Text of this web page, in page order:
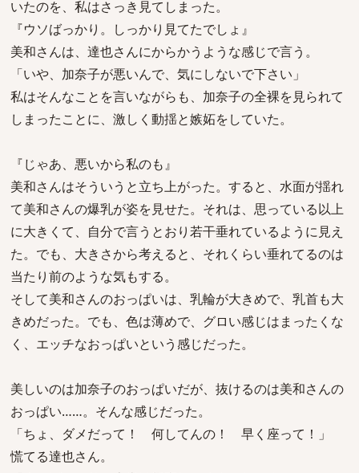
いたのを、私はさっき見てしまった。
『ウソばっかり。しっかり見てたでしょ』
美和さんは、達也さんにからかうような感じで言う。
「いや、加奈子が悪いんで、気にしないで下さい」
私はそんなことを言いながらも、加奈子の全裸を見られて
しまったことに、激しく動揺と嫉妬をしていた。
『じゃあ、悪いから私のも』
美和さんはそういうと立ち上がった。すると、水面が揺れ
て美和さんの爆乳が姿を見せた。それは、思っている以上
に大きくて、自分で言うとおり若干垂れているように見え
た。でも、大きさから考えると、それくらい垂れてるのは
当たり前のような気もする。
そして美和さんのおっぱいは、乳輪が大きめで、乳首も大
きめだった。でも、色は薄めで、グロい感じはまったくな
く、エッチなおっぱいという感じだった。
美しいのは加奈子のおっぱいだが、抜けるのは美和さんの
おっぱい……。そんな感じだった。
「ちょ、ダメだって！ 何してんの！ 早く座って！」
慌てる達也さん。